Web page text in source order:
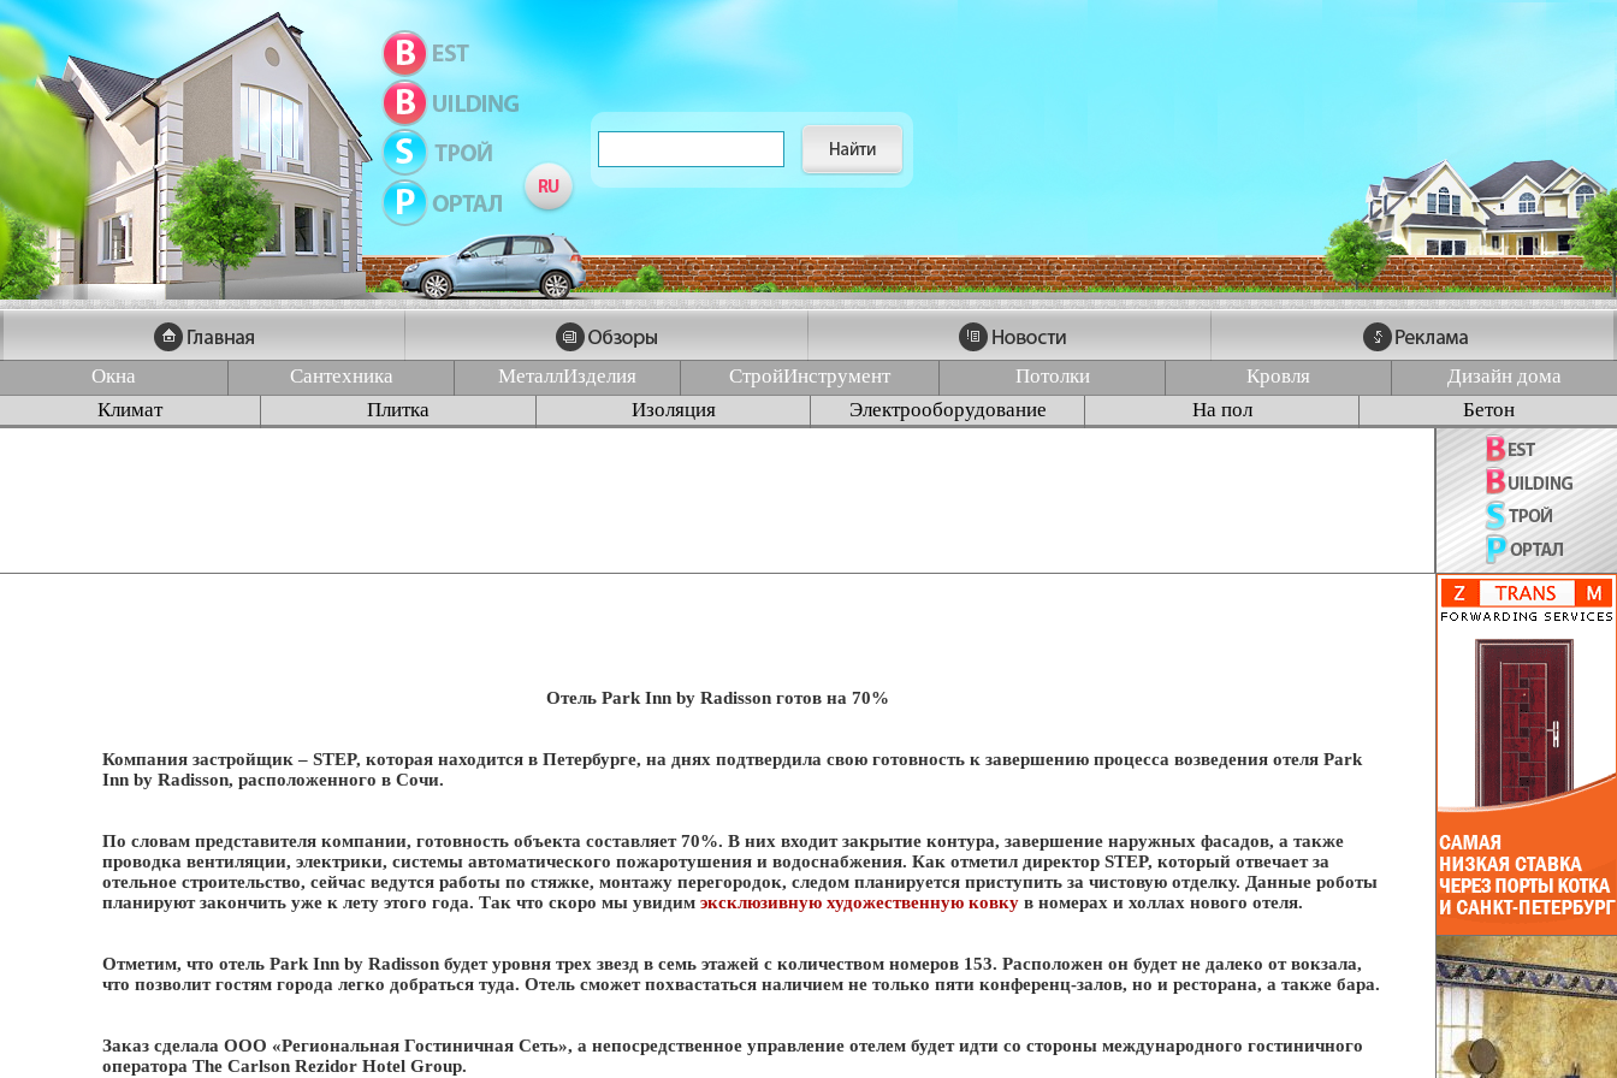
Окна Сантехника МеталлИзделия СтройИнструмент Потолки Кровля
Дизайн дома
Климат
Плитка Изоляция Электрооборудование На пол Бетон
Отель Park Inn by Radisson готов на 70%
Компания застройщик – STEP, которая находится в Петербурге, на днях подтвердила свою готовность к завершению процесса возведения отеля Park
Inn by Radisson, расположенного в Сочи.
По словам представителя компании, готовность объекта составляет 70%. В них входит закрытие контура, завершение наружных фасадов, а также
проводка вентиляции, электрики, системы автоматического пожаротушения и водоснабжения. Как отметил директор STEP, который отвечает за
отельное строительство, сейчас ведутся работы по стяжке, монтажу перегородок, следом планируется приступить за чистовую отделку. Данные роботы
планируют закончить уже к лету этого года. Так что скоро мы увидим эксклюзивную художественную ковку в номерах и холлах нового отеля.
Отметим, что отель Park Inn by Radisson будет уровня трех звезд в семь этажей с количеством номеров 153. Расположен он будет не далеко от вокзала,
что позволит гостям города легко добраться туда. Отель сможет похвастаться наличием не только пяти конференц-залов, но и ресторана, а также бара.
Заказ сделала OOO «Региональная Гостиничная Сеть», а непосредственное управление отелем будет идти со стороны международного гостиничного
оператора The Carlson Rezidor Hotel Group.